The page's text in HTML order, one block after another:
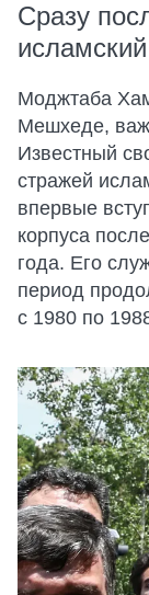
Сразу
Моджтаба
Мешхеде,
Известный
стражей
впервые
корпуса
года. Его
период
с 1980 по